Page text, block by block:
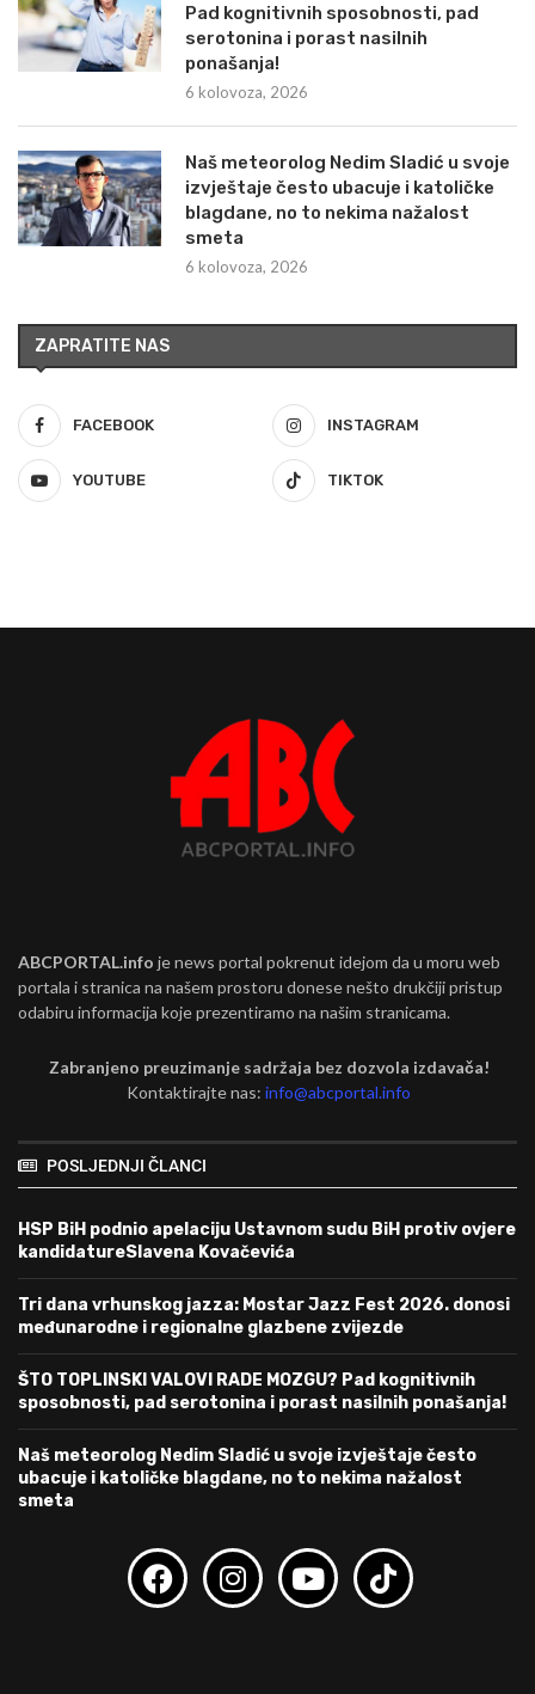
Pad kognitivnih sposobnosti, pad
serotonina i porast nasilnih
ponašanja!
6 kolovoza, 2026
Naš meteorolog Nedim Sladić u svoje
izvještaje često ubacuje i katoličke
blagdane, no to nekima nažalost
smeta
6 kolovoza, 2026
ZAPRATITE NAS
FACEBOOK INSTAGRAM
YOUTUBE TIKTOK
ABCPORTAL.info je news portal pokrenut idejom da u moru web
portala i stranica na našem prostoru donese nešto drukčiji pristup
odabiru informacija koje prezentiramo na našim stranicama.
Zabranjeno preuzimanje sadržaja bez dozvola izdavača!
Kontaktirajte nas:info@abcportal.info
POSLJEDNJI ČLANCI
HSP BiH podnio apelaciju Ustavnom sudu BiH protiv ovjere
kandidatureSlavena Kovačevića
Tri dana vrhunskog jazza: Mostar Jazz Fest 2026. donosi
međunarodne i regionalne glazbene zvijezde
ŠTO TOPLINSKI VALOVI RADE MOZGU? Pad kognitivnih
sposobnosti, pad serotonina i porast nasilnih ponašanja!
Naš meteorolog Nedim Sladić u svoje izvještaje često
ubacuje i katoličke blagdane, no to nekima nažalost
smeta